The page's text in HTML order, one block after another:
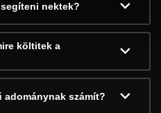
nektek?
költitek a
adománynak számít?